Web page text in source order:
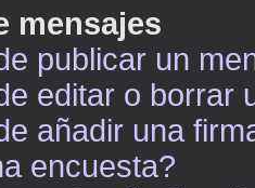
mensajes
publicar un
editar o borrar
añadir una
encuesta?